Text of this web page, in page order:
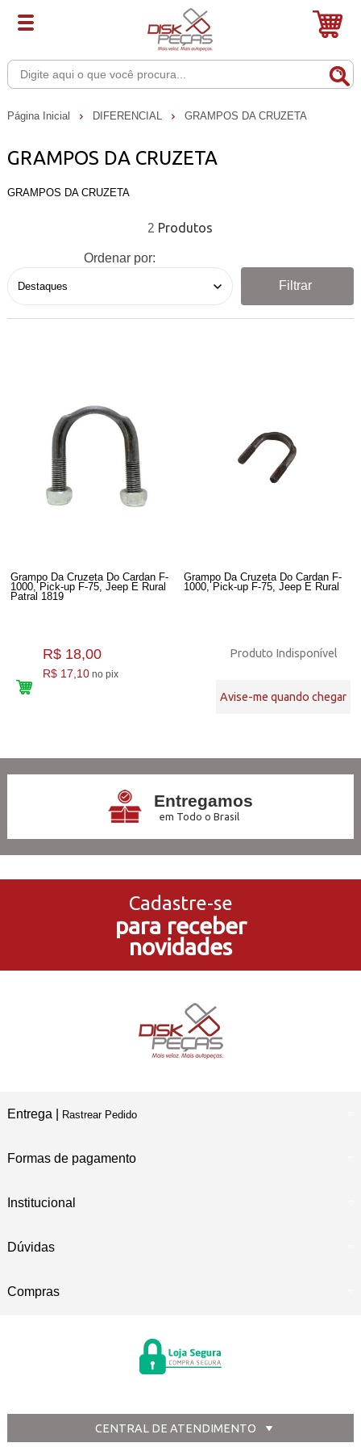
Página Inicial DIFERENCIAL GRAMPOS DA CRUZETA
GRAMPOS DA CRUZETA
GRAMPOS DA CRUZETA
2
Ordenar por:
Filtrar
Grampo Da Cruzeta Do Cardan F-
1000, Pick-up F-75, Jeep E Rural
Patral 1819
R$ 18,00
R$ 17,10 no pix
Grampo Da Cruzeta Do Cardan F-
1000, Pick-up F-75, Jeep E Rural
Produto Indisponível
Avise-me quando chegar
Entregamos
em Todo o Brasil
no Cartão de Crédito
5% de Desconto
no Pagamento PIX
Em Nossas Lojas Físicas
Cadastre-se
para receber
novidades
Entrega | Rastrear Pedido
Formas de pagamento
Institucional
Dúvidas
Compras
CENTRAL DE ATENDIMENTO